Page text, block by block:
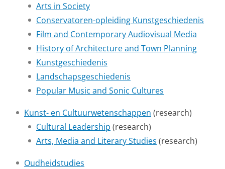
Arts in Society
Conservatoren-opleiding Kunstgeschiedenis
Film and Contemporary Audiovisual Media
History of Architecture and Town Planning
Kunstgeschiedenis
Landschapsgeschiedenis
Popular Music and Sonic Cultures
Kunst- en Cultuurwetenschappen (research)
Cultural Leadership (research)
Arts, Media and Literary Studies (research)
Oudheidstudies